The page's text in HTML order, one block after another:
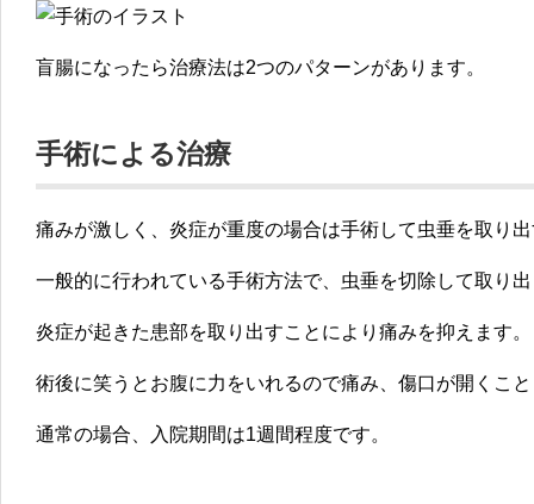
盲腸になったら治療法は2つのパターンがあります。
手術による治療
痛みが激しく、炎症が重度の場合は手術して虫垂を取り
一般的に行われている手術方法で、虫垂を切除して取り
炎症が起きた患部を取り出すことにより痛みを抑えます。
術後に笑うとお腹に力をいれるので痛み、傷口が開くこ
通常の場合、入院期間は1週間程度です。